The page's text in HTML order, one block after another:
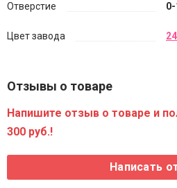
Отверстие
Цвет завода
Отзывы о товаре
Напишите отзыв о товаре и
300 руб.!